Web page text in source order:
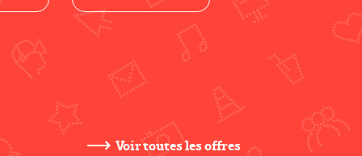
Voir toutes les offres